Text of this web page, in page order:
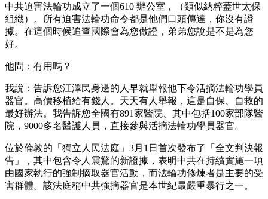
中共迫害法輪功成立了一個610 辦公室，（類似納粹蓋世太保
組織）。所有迫害法輪功命令都是他們口頭傳達，你沒有證
據。在這個時候追查國際會為您做證，弟弟您說是不是為您
好。
他問：有用嗎？
我說：告訴您江澤民身邊的人早就舉報他下令活摘法輪功學員
器官。高價移植給有錢人。天天有人舉報，這是自保、自救的
最好辦法。我告訴您全國有891家醫院、其中包括100家部隊醫
院，9000多名醫護人員，直接參與活摘法輪功學員器官。
位於倫敦的「獨立人民法庭」3月1日首次發布了「全文判決報
告」，其中包含令人震驚的新證據，表明中共在持續實施一項
由國家執行的強制摘取器官活動，而法輪功修煉者是主要的受
害群體。該法庭稱中共強摘器官是本世紀最嚴重暴行之一。